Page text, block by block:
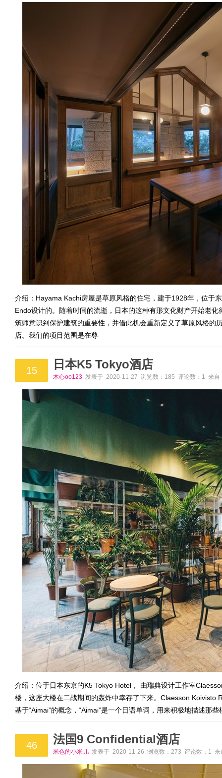
介绍：Hayama Kachi房屋是草原风格的住宅，建于1928年，位于
Endo设计的。随着时间的流逝，日本的这种有形文化财产开始老
筑师意识到保护建筑的重要性，并借此机会重新定义了草原风格的
店。我们的项目范围是在尊
15 日本K5 Tokyo酒店
木心oo123 发表于 2020-11-27 浏览数：185 评论数：1 来
介绍：位于日本东京的K5 Tokyo Hotel， 由瑞典设计工作室
楼，这座大楼在二战期间的轰炸中幸存了下来。Claesson Koivisto
基于“Aimai”的概念，“Aimai”是一个日语单词，用来积极地描述那
46 法国9 Confidential酒店
米色的小米儿 发表于 2020-11-26 浏览数：273 评论数：1